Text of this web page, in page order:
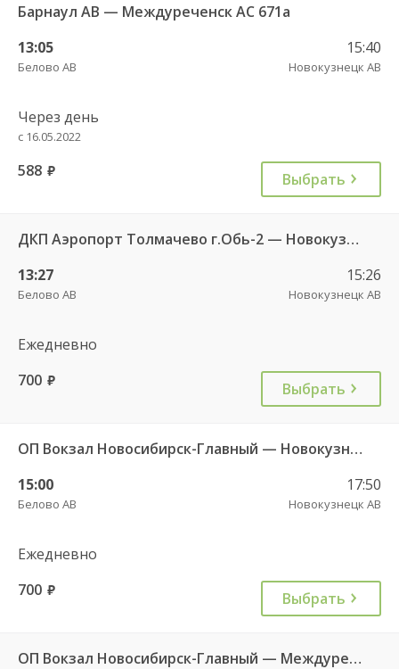
Барнаул АВ — Междуреченск АС 671а
13:05
Белово АВ
15:40
Новокузнецк АВ
Через день
с 16.05.2022
588 руб. Выбрать
ДКП Аэропорт Толмачево г.Обь-2 — Новокузнецк АВ 6976
13:27
Белово АВ
15:26
Новокузнецк АВ
Ежедневно
700 руб. Выбрать
ОП Вокзал Новосибирск-Главный — Новокузнецк АВ 9223
15:00
Белово АВ
17:50
Новокузнецк АВ
Ежедневно
700 руб. Выбрать
ОП Вокзал Новосибирск-Главный — Междуреченск АС 7115